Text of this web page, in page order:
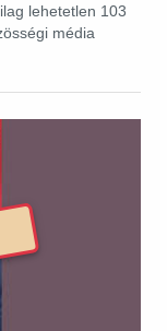
lehetetlen 103
média